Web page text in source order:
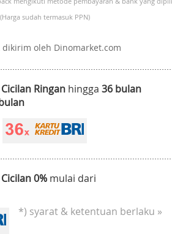
(Harga sudah termasuk PPN)
oleh Dinomarket.com
Cicilan Ringan hingga 36 bulan
Cicilan 0% mulai dari
*) syarat & ketentuan berlaku »